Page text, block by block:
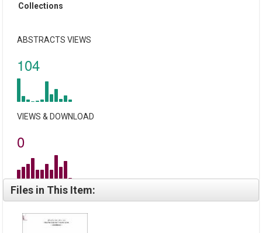
Collections
ABSTRACTS VIEWS
104
VIEWS & DOWNLOAD
0
Files in This Item: